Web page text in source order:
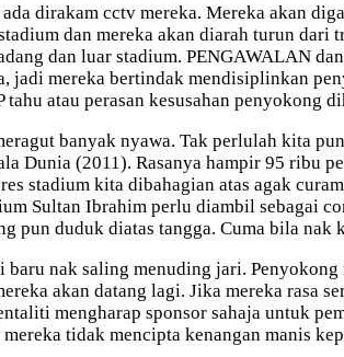
dirakam cctv mereka. Mereka akan
dan mereka akan diarah turun
dan luar stadium. PENGAWALAN
jadi mereka bertindak mendisiplinkan
atau perasan kesusahan penyokong
banyak nyawa. Tak perlulah kita
(2011). Rasanya hampir 95 ribu
stadium kita dibahagian atas agak
Sultan Ibrahim perlu diambil sebagai
pun duduk diatas tangga. Cuma bila
nak saling menuding jari.
akan datang lagi. Jika mereka rasa
mengharap sponsor sahaja untuk
tidak mencipta kenangan manis